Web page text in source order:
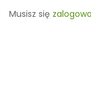
Musisz się